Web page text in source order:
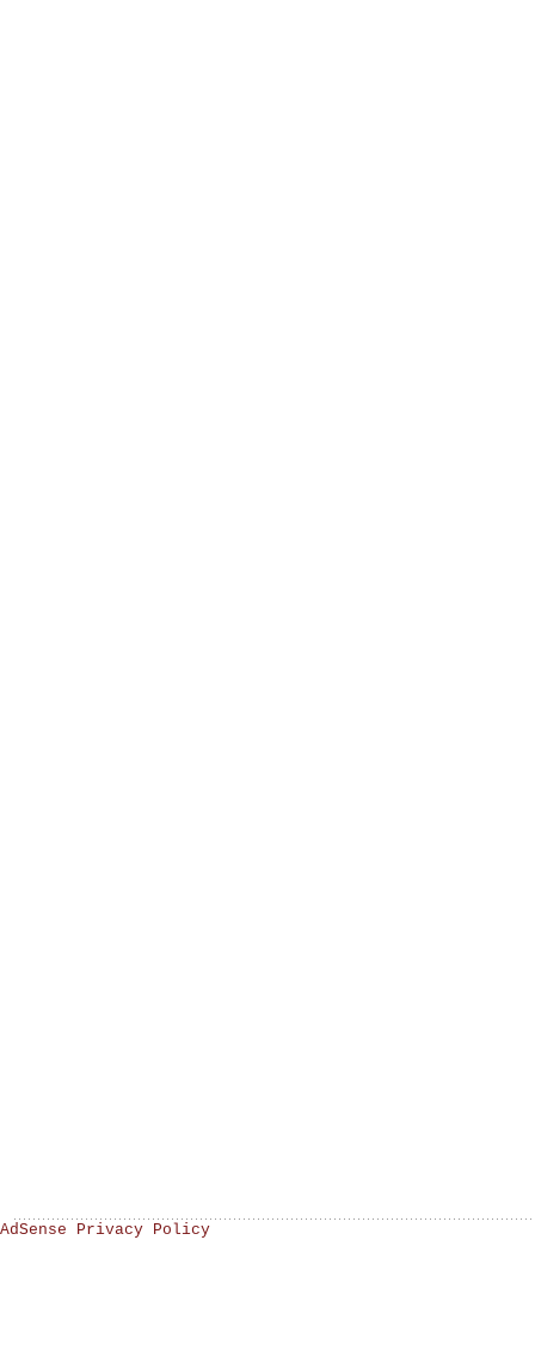
AdSense Privacy Policy